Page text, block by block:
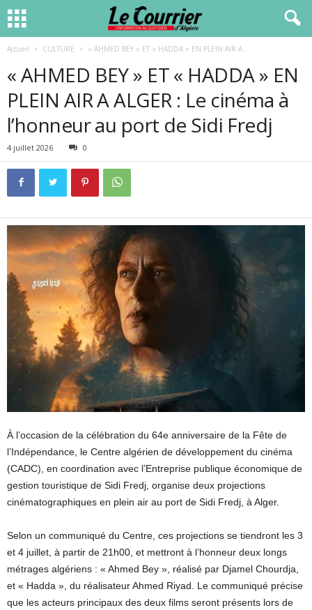
Accueil CULTURE « AHMED BEY » ET « HADDA » EN PLEIN AIR A...
« AHMED BEY » ET « HADDA » EN
PLEIN AIR A ALGER : Le cinéma à
l’honneur au port de Sidi Fredj
4 juillet 2026 0
À l’occasion de la célébration du 64e anniversaire de la Fête de
l’Indépendance, le Centre algérien de développement du cinéma
(CADC), en coordination avec l’Entreprise publique économique de
gestion touristique de Sidi Fredj, organise deux projections
cinématographiques en plein air au port de Sidi Fredj, à Alger.
Selon un communiqué du Centre, ces projections se tiendront les 3
et 4 juillet, à partir de 21h00, et mettront à l’honneur deux longs
métrages algériens : « Ahmed Bey », réalisé par Djamel Chourdja,
et « Hadda », du réalisateur Ahmed Riyad. Le communiqué précise
que les acteurs principaux des deux films seront présents lors de